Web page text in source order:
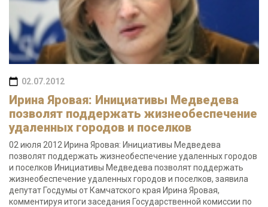
02.07.2012
Ирина Яровая: Инициативы Медведева
позволят поддержать жизнеобеспечение
удаленных городов и поселков
02 июля 2012 Ирина Яровая: Инициативы Медведева
позволят поддержать жизнеобеспечение удаленных городов
и поселков Инициативы Медведева позволят поддержать
жизнеобеспечение удаленных городов и поселков, заявила
депутат Госдумы от Камчатского края Ирина Яровая,
комментируя итоги заседания Государственной комиссии по